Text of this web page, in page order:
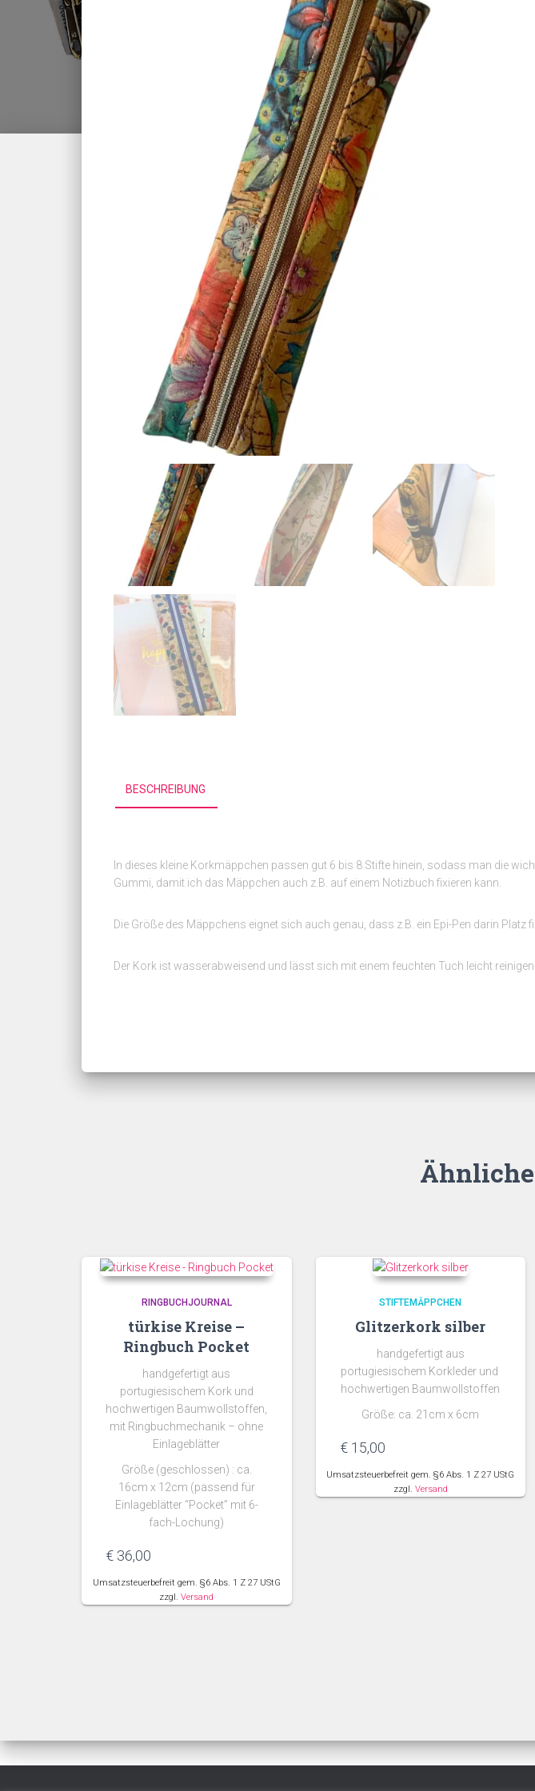
BESCHREIBUNG
In dieses kleine Korkmäppchen passen gut 6 bis 8 Stifte hinein, sodass man die
Gummi, damit ich das Mäppchen auch z.B. auf einem Notizbuch fixieren kann.
Die Größe des Mäppchens eignet sich auch genau, dass z.B. ein Epi-Pen darin Platz
Der Kork ist wasserabweisend und lässt sich mit einem feuchten Tuch leicht reinigen.
RINGBUCHJOURNAL
türkise Kreise –
Ringbuch Pocket
handgefertigt aus
portugiesischem Kork und
hochwertigen Baumwollstoffen,
mit Ringbuchmechanik – ohne
Einlageblätter
Größe (geschlossen) : ca.
16cm x 12cm (passend für
Einlageblätter “Pocket” mit 6-
fach-Lochung)
€ 36,00
Umsatzsteuerbefreit gem. §6 Abs. 1 Z 27 UStG
zzgl.Versand
STIFTEMÄPPCHEN
Glitzerkork silber
handgefertigt aus
portugiesischem Korkleder und
hochwertigen Baumwollstoffen
Größe: ca. 21cm x 6cm
€15,00
Umsatzsteuerbefreit gem. §6 Abs. 1 Z 27 UStG
zzgl. Versand